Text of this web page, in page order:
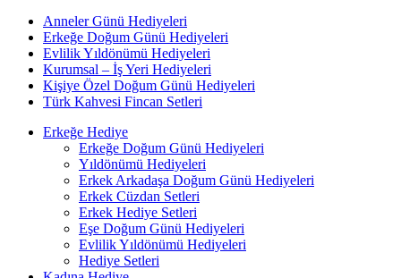
Anneler Günü Hediyeleri
Erkeğe Doğum Günü Hediyeleri
Evlilik Yıldönümü Hediyeleri
Kurumsal – İş Yeri Hediyeleri
Kişiye Özel Doğum Günü Hediyeleri
Türk Kahvesi Fincan Setleri
Erkeğe Hediye
Erkeğe Doğum Günü Hediyeleri
Yıldönümü Hediyeleri
Erkek Arkadaşa Doğum Günü Hediyeleri
Erkek Cüzdan Setleri
Erkek Hediye Setleri
Eşe Doğum Günü Hediyeleri
Evlilik Yıldönümü Hediyeleri
Hediye Setleri